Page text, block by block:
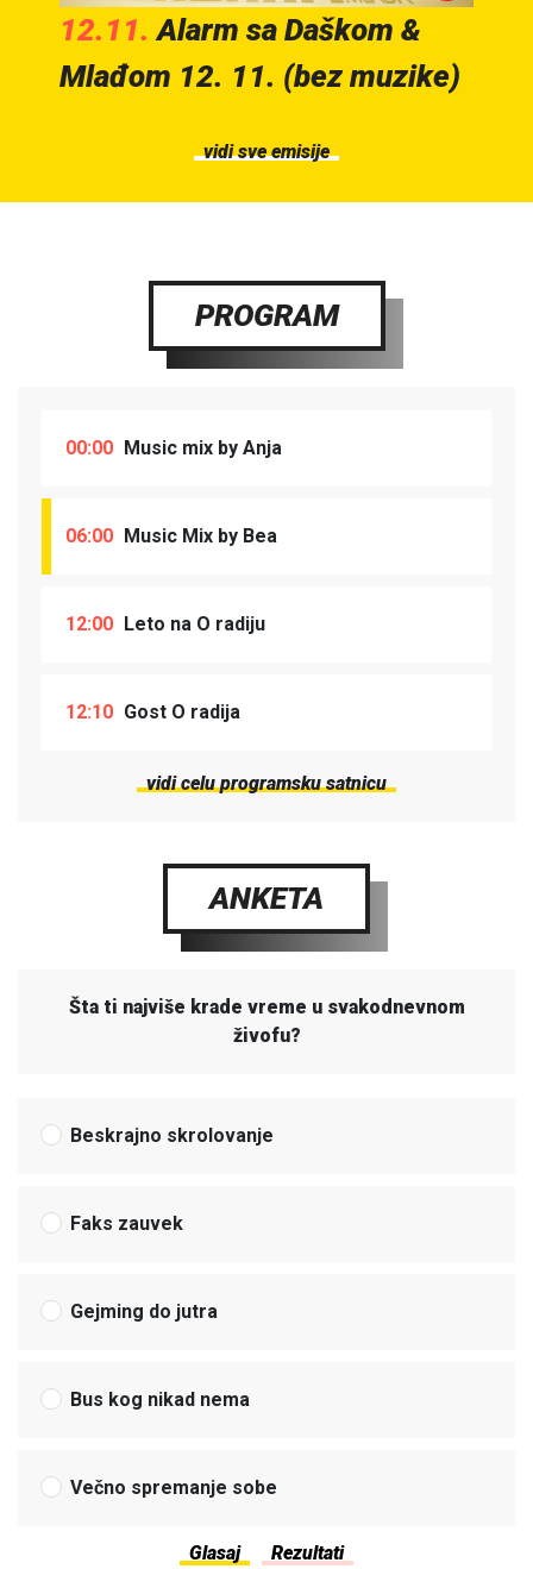
12.11.Alarm sa Daškom &
Mlađom 12. 11. (bez muzike)
vidi sve emisije
PROGRAM
00:00 Music mix by Anja
06:00 Music Mix by Bea
12:00 Leto na O radiju
12:10 Gost O radija
vidi celu programsku satnicu
ANKETA
Šta ti najviše krade vreme u svakodnevnom
živofu?
Beskrajno skrolovanje
Faks zauvek
Gejming do jutra
Bus kog nikad nema
Večno spremanje sobe